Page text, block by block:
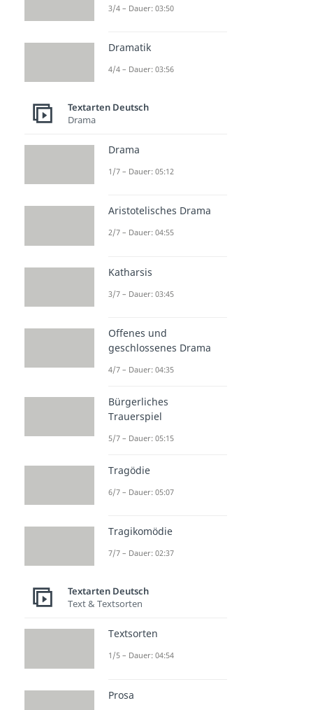
3/4 – Dauer: 03:50
Dramatik
4/4 – Dauer: 03:56
Textarten Deutsch
Drama
Drama
1/7 – Dauer: 05:12
Aristotelisches Drama
2/7 – Dauer: 04:55
Katharsis
3/7 – Dauer: 03:45
Offenes und
geschlossenes Drama
4/7 – Dauer: 04:35
Bürgerliches
Trauerspiel
5/7 – Dauer: 05:15
Tragödie
6/7 – Dauer: 05:07
Tragikomödie
7/7 – Dauer: 02:37
Textarten Deutsch
Text & Textsorten
Textsorten
1/5 – Dauer: 04:54
Prosa